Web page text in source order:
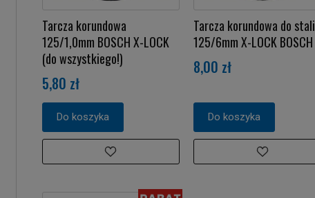
Tarcza korundowa
125/1,0mm BOSCH X-LOCK
(do wszystkiego!)
5,80 zł
Do koszyka
Tarcza korundowa do stali
125/6mm X-LOCK BOSCH
8,00 zł
Do koszyka